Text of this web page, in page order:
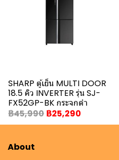
SHARP ตู้เย็น MULTI DOOR
18.5 คิว INVERTER รุ่น SJ-
FX52GP-BK กระจกดำ
฿45,990 ฿25,290
About